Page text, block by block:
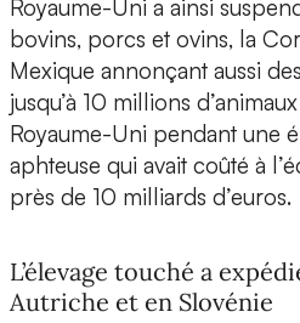
Royaume-Uni a ainsi
bovins, porcs et ovins, la
Mexique annonçant aussi
jusqu’à 10 millions
Royaume-Uni pendant une
aphteuse qui avait coûté à
près de 10 milliards d’euros.
L’élevage touché a
Autriche et en Slovénie